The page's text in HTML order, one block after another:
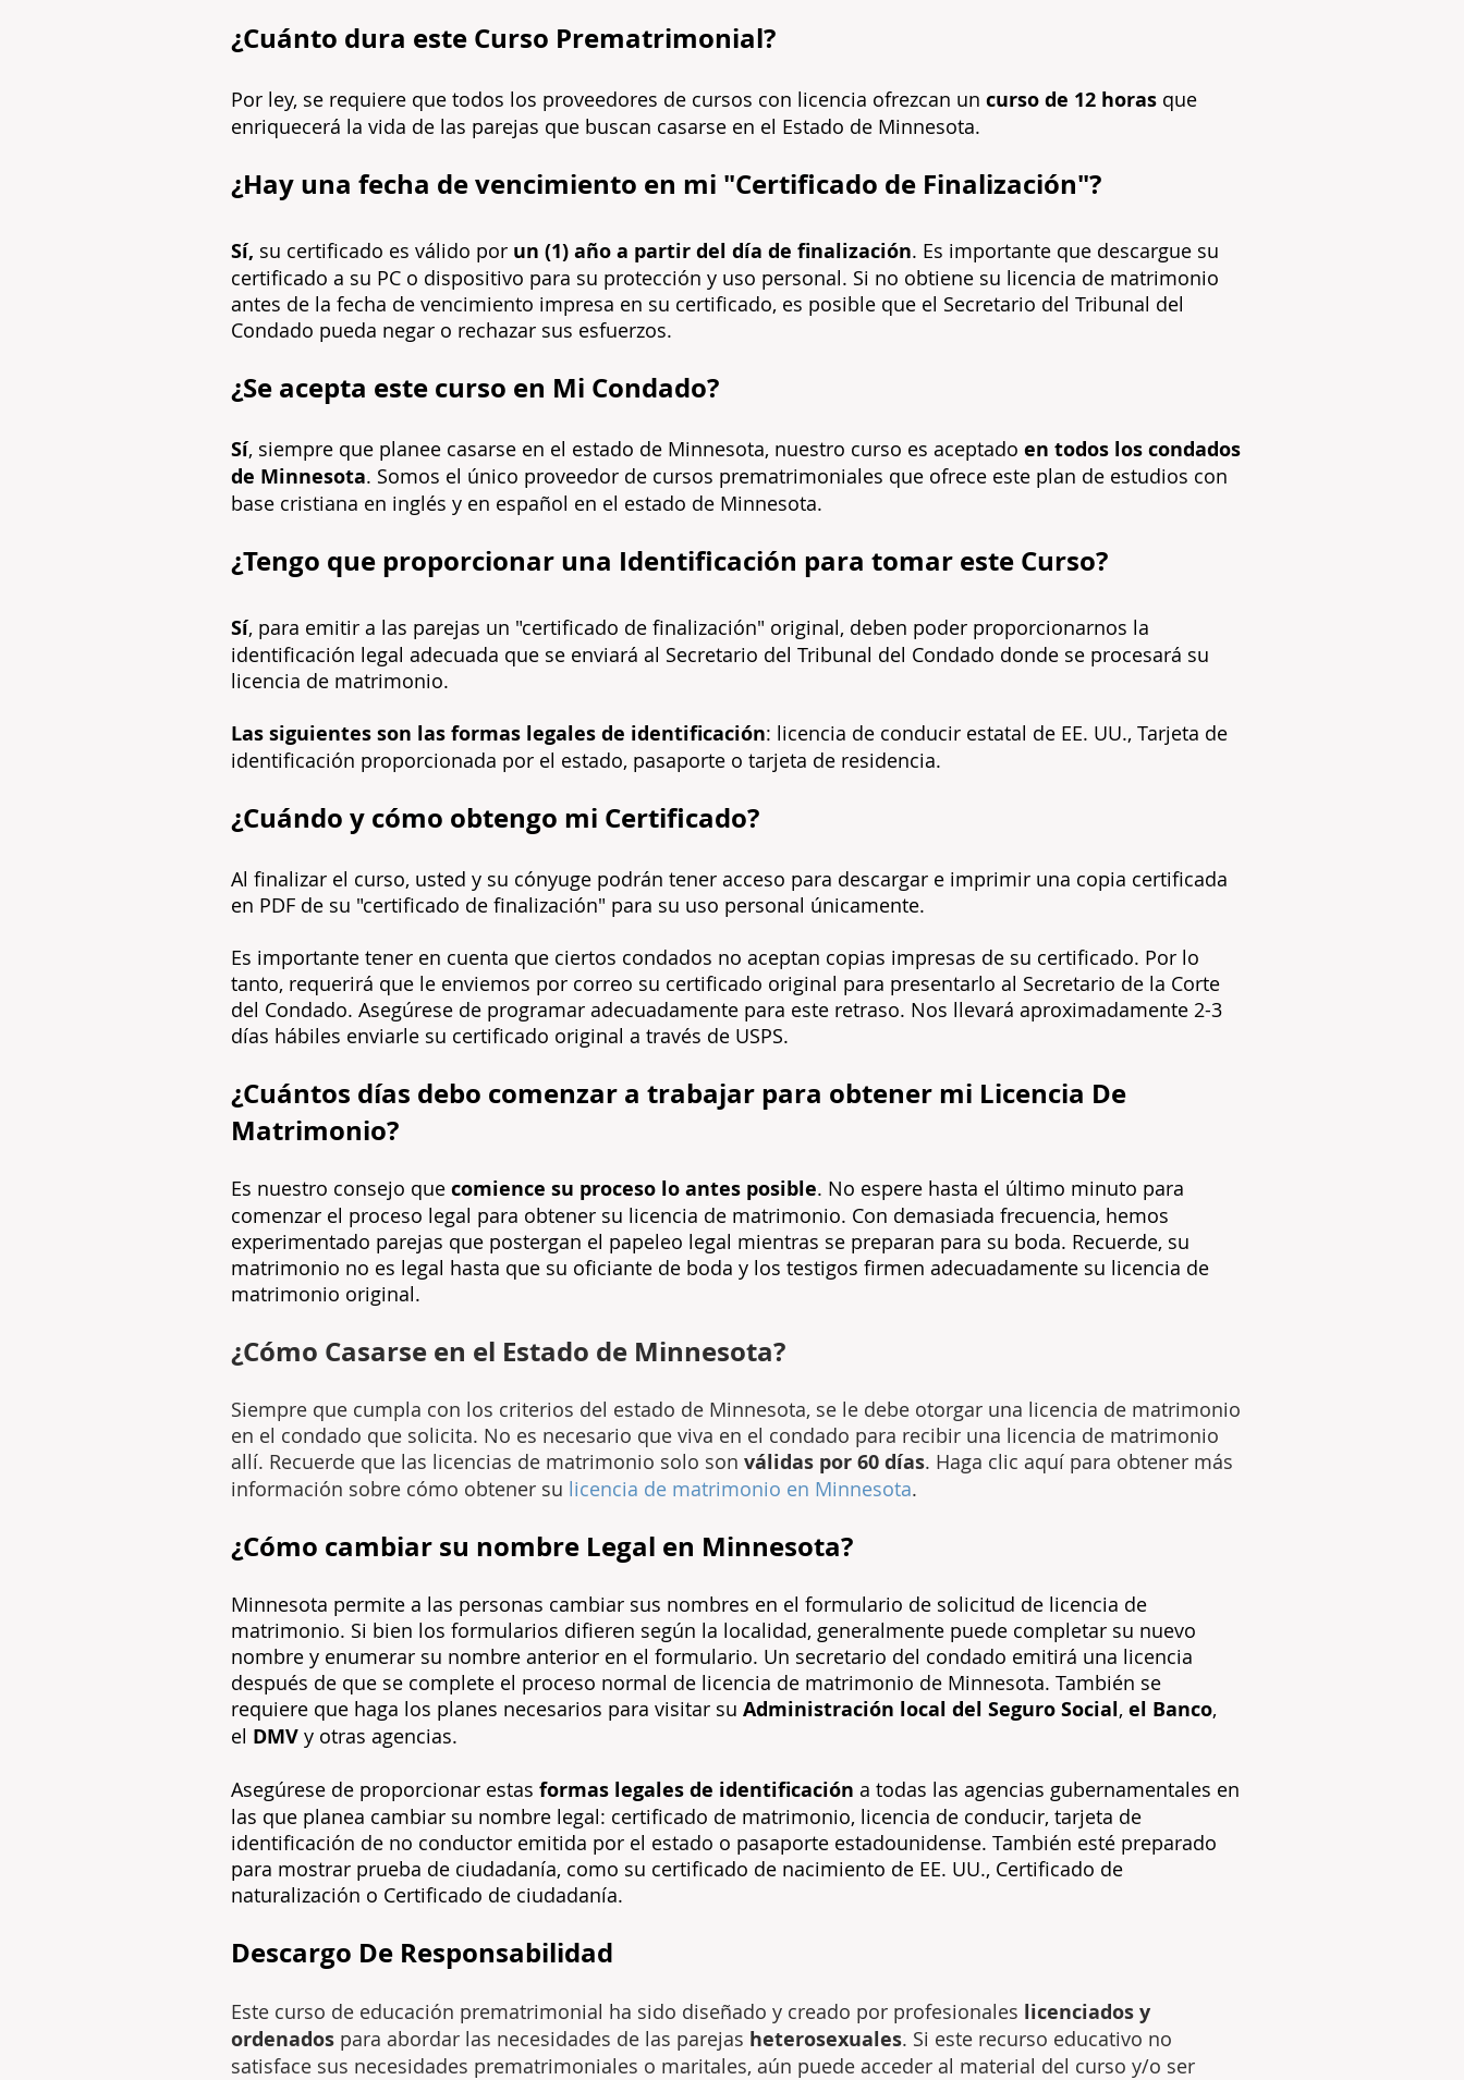
¿Cuánto dura este Curso Prematrimonial?
Por ley, se requiere que todos los proveedores de cursos con licencia ofrezcan un curso de 12 horas que
enriquecerá la vida de las parejas que buscan casarse en el Estado de Minnesota.
¿Hay una fecha de vencimiento en mi "Certificado de Finalización"?
Sí, su certificado es válido por un (1) año a partir del día de finalización. Es importante que descargue su
certificado a su PC o dispositivo para su protección y uso personal. Si no obtiene su licencia de matrimonio
antes de la fecha de vencimiento impresa en su certificado, es posible que el Secretario del Tribunal del
Condado pueda negar o rechazar sus esfuerzos.
¿Se acepta este curso en Mi Condado?
Sí, siempre que planee casarse en el estado de Minnesota, nuestro curso es aceptado en todos los condados
de Minnesota. Somos el único proveedor de cursos prematrimoniales que ofrece este plan de estudios con
base cristiana en inglés y en español en el estado de Minnesota.
¿Tengo que proporcionar una Identificación para tomar este Curso?
Sí, para emitir a las parejas un "certificado de finalización" original, deben poder proporcionarnos la
identificación legal adecuada que se enviará al Secretario del Tribunal del Condado donde se procesará su
licencia de matrimonio.
Las siguientes son las formas legales de identificación: licencia de conducir estatal de EE. UU., Tarjeta de
identificación proporcionada por el estado, pasaporte o tarjeta de residencia.
¿Cuándo y cómo obtengo mi Certificado?
Al finalizar el curso, usted y su cónyuge podrán tener acceso para descargar e imprimir una copia certificada
en PDF de su "certificado de finalización" para su uso personal únicamente.
Es importante tener en cuenta que ciertos condados no aceptan copias impresas de su certificado. Por lo
tanto, requerirá que le enviemos por correo su certificado original para presentarlo al Secretario de la Corte
del Condado. Asegúrese de programar adecuadamente para este retraso. Nos llevará aproximadamente 2-3
días hábiles enviarle su certificado original a través de USPS.
¿Cuántos días debo comenzar a trabajar para obtener mi Licencia De
Matrimonio?
Es nuestro consejo que comience su proceso lo antes posible. No espere hasta el último minuto para
comenzar el proceso legal para obtener su licencia de matrimonio. Con demasiada frecuencia, hemos
experimentado parejas que postergan el papeleo legal mientras se preparan para su boda. Recuerde, su
matrimonio no es legal hasta que su oficiante de boda y los testigos firmen adecuadamente su licencia de
matrimonio original.
¿Cómo Casarse en el Estado de Minnesota?
Siempre que cumpla con los criterios del estado de Minnesota, se le debe otorgar una licencia de matrimonio
en el condado que solicita. No es necesario que viva en el condado para recibir una licencia de matrimonio
allí. Recuerde que las licencias de matrimonio solo son válidas por 60 días. Haga clic aquí para obtener más
información sobre cómo obtener su licencia de matrimonio en Minnesota.
¿Cómo cambiar su nombre Legal en Minnesota?
Minnesota permite a las personas cambiar sus nombres en el formulario de solicitud de licencia de
matrimonio. Si bien los formularios difieren según la localidad, generalmente puede completar su nuevo
nombre y enumerar su nombre anterior en el formulario. Un secretario del condado emitirá una licencia
después de que se complete el proceso normal de licencia de matrimonio de Minnesota. También se
requiere que haga los planes necesarios para visitar su Administración local del Seguro Social, el Banco,
el DMV y otras agencias.
Asegúrese de proporcionar estas formas legales de identificación a todas las agencias gubernamentales en
las que planea cambiar su nombre legal: certificado de matrimonio, licencia de conducir, tarjeta de
identificación de no conductor emitida por el estado o pasaporte estadounidense. También esté preparado
para mostrar prueba de ciudadanía, como su certificado de nacimiento de EE. UU., Certificado de
naturalización o Certificado de ciudadanía.
Descargo De Responsabilidad
Este curso de educación prematrimonial ha sido diseñado y creado por profesionales licenciados y
ordenados para abordar las necesidades de las parejas heterosexuales. Si este recurso educativo no
satisface sus necesidades prematrimoniales o maritales, aún puede acceder al material del curso y/o ser